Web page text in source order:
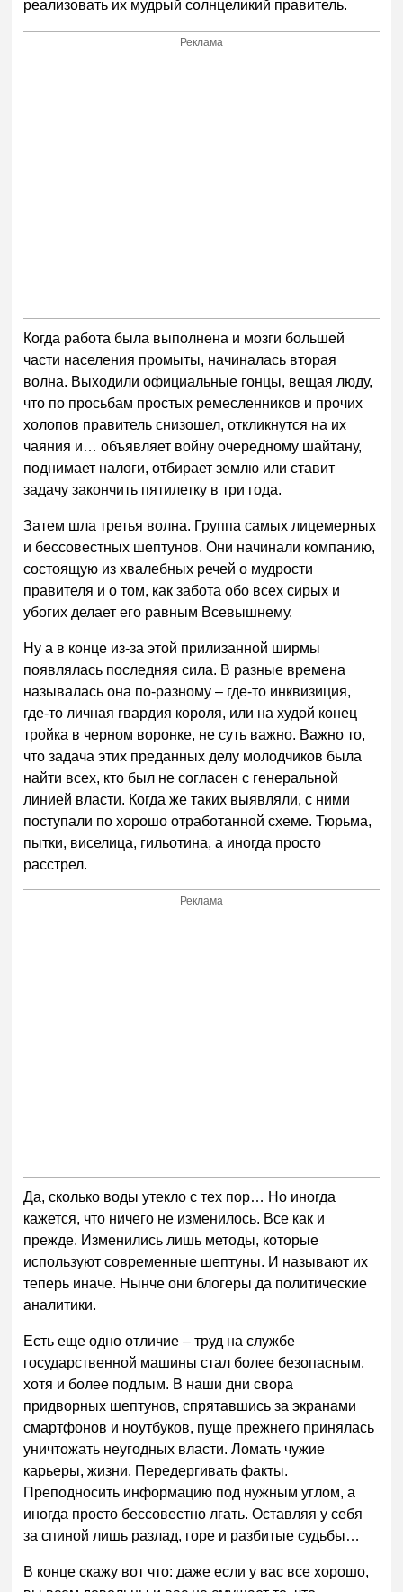
реализовать их мудрый солнцеликий правитель.
Реклама
Когда работа была выполнена и мозги большей
части населения промыты, начиналась вторая
волна. Выходили официальные гонцы, вещая люду,
что по просьбам простых ремесленников и прочих
холопов правитель снизошел, откликнутся на их
чаяния и… объявляет войну очередному шайтану,
поднимает налоги, отбирает землю или ставит
задачу закончить пятилетку в три года.
Затем шла третья волна. Группа самых лицемерных
и бессовестных шептунов. Они начинали компанию,
состоящую из хвалебных речей о мудрости
правителя и о том, как забота обо всех сирых и
убогих делает его равным Всевышнему.
Ну а в конце из-за этой прилизанной ширмы
появлялась последняя сила. В разные времена
называлась она по-разному – где-то инквизиция,
где-то личная гвардия короля, или на худой конец
тройка в черном воронке, не суть важно. Важно то,
что задача этих преданных делу молодчиков была
найти всех, кто был не согласен с генеральной
линией власти. Когда же таких выявляли, с ними
поступали по хорошо отработанной схеме. Тюрьма,
пытки, виселица, гильотина, а иногда просто
расстрел.
Реклама
Да, сколько воды утекло с тех пор… Но иногда
кажется, что ничего не изменилось. Все как и
прежде. Изменились лишь методы, которые
используют современные шептуны. И называют их
теперь иначе. Нынче они блогеры да политические
аналитики.
Есть еще одно отличие – труд на службе
государственной машины стал более безопасным,
хотя и более подлым. В наши дни свора
придворных шептунов, спрятавшись за экранами
смартфонов и ноутбуков, пуще прежнего принялась
уничтожать неугодных власти. Ломать чужие
карьеры, жизни. Передергивать факты.
Преподносить информацию под нужным углом, а
иногда просто бессовестно лгать. Оставляя у себя
за спиной лишь разлад, горе и разбитые судьбы…
В конце скажу вот что: даже если у вас все хорошо,